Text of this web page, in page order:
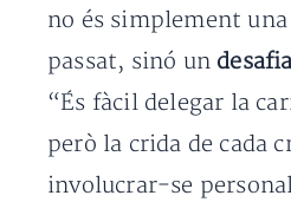
no és simplement
passat, sinó un
“És fàcil delegar la
però la crida de cada
involucrar-se